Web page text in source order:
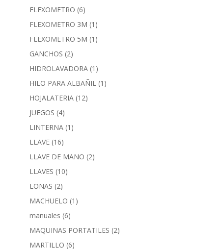
FLEXOMETRO (6)
FLEXOMETRO 3M (1)
FLEXOMETRO 5M (1)
GANCHOS (2)
HIDROLAVADORA (1)
HILO PARA ALBAÑIL (1)
HOJALATERIA (12)
JUEGOS (4)
LINTERNA (1)
LLAVE (16)
LLAVE DE MANO (2)
LLAVES (10)
LONAS (2)
MACHUELO (1)
manuales (6)
MAQUINAS PORTATILES (2)
MARTILLO (6)